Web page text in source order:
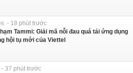
- 18 phút trước
Tammi: Giải mã nỗi đau quá tải ứng dụng
hội tụ mới của Viettel
37 phút trước